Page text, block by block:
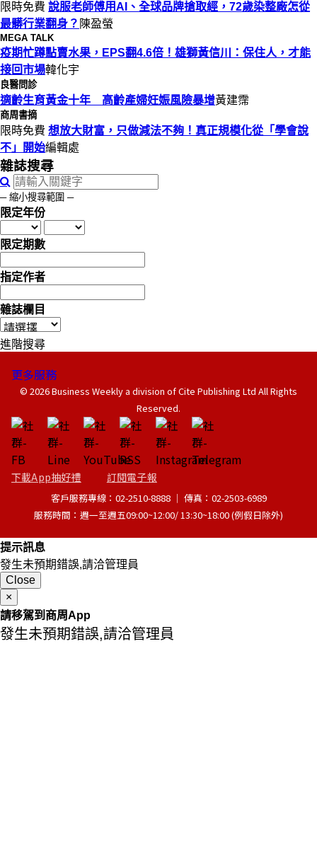
限時免費 說服老師傅用AI、全球品牌搶取經，72歲染整廠怎從
最髒行業翻身？ 陳盈螢
MEGA TALK
疫期忙蹲點賣水果，EPS翻4.6倍！雄獅黃信川：保住人，才能
接回市場韓化宇
良醫問診
適齡生育黃金十年 高齡產婦妊娠風險暴增黃建霈
商周書摘
限時免費 想放大財富，只做減法不夠！真正規模化從「學會說
不」開始編輯處
雜誌搜尋
─ 縮小搜尋範圍 ─
限定年份
限定期數
指定作者
雜誌欄目
進階搜尋
更多服務
© 2026 Business Weekly a division of Cite Publishing Ltd All Rights
Reserved.
下載App抽好禮 訂閱電子報
客戶服務專線：02-2510-8888 │ 傳真：02-2503-6989
服務時間：週一至週五09:00~12:00/ 13:30~18:00 (例假日除外)
提示訊息
發生未預期錯誤,請洽管理員
Close
×
請移駕到商周App
發生未預期錯誤,請洽管理員